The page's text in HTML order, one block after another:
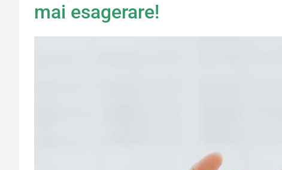
mai esagerare!